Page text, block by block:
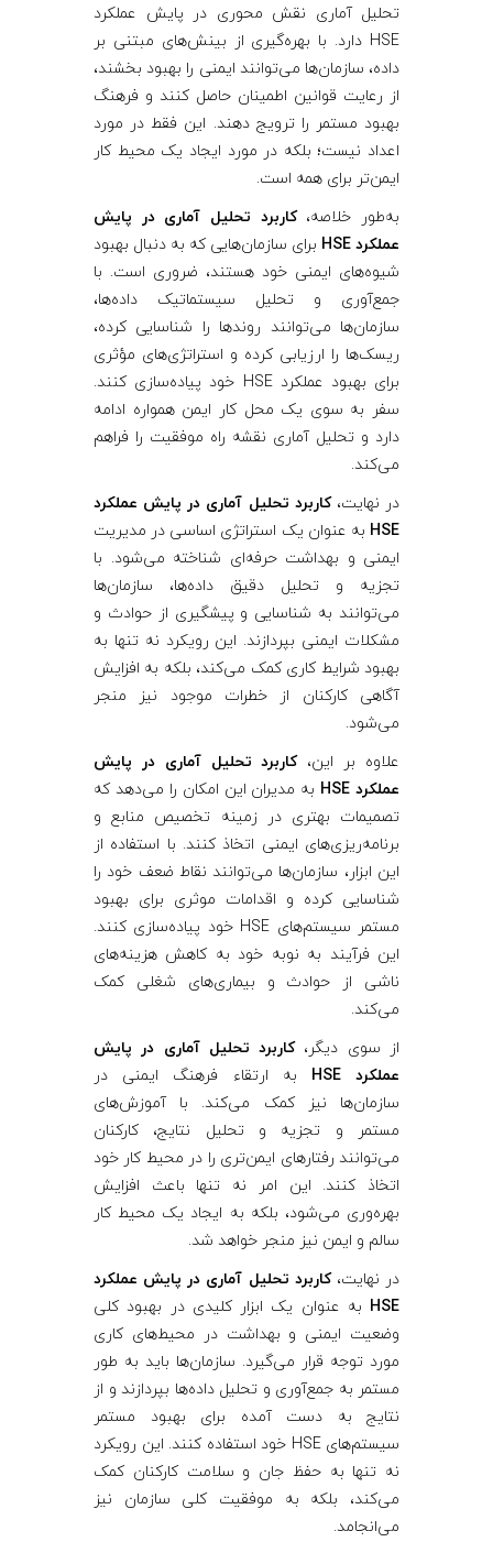
تحلیل آماری نقش محوری در پایش عملکرد
HSE دارد. با بهره‌گیری از بینش‌های مبتنی بر
داده، سازمان‌ها می‌توانند ایمنی را بهبود بخشند،
از رعایت قوانین اطمینان حاصل کنند و فرهنگ
بهبود مستمر را ترویج دهند. این فقط در مورد
اعداد نیست؛ بلکه در مورد ایجاد یک محیط کار
ایمن‌تر برای همه است.
به‌طور خلاصه،کاربرد تحلیل آماری در پایش
عملکرد HSE
برای سازمان‌هایی که به دنبال بهبود
شیوه‌های ایمنی خود هستند، ضروری است. با
جمع‌آوری و تحلیل سیستماتیک داده‌ها،
سازمان‌ها می‌توانند روندها را شناسایی کرده،
ریسک‌ها را ارزیابی کرده و استراتژی‌های مؤثری
برای بهبود عملکرد HSE خود پیاده‌سازی کنند.
سفر به سوی یک محل کار ایمن همواره ادامه
دارد و تحلیل آماری نقشه راه موفقیت را فراهم
می‌کند.
در نهایت،کاربرد تحلیل آماری در پایش عملکرد
HSE به عنوان یک استراتژی اساسی در مدیریت
ایمنی و بهداشت حرفه‌ای شناخته می‌شود. با
تجزیه و تحلیل دقیق داده‌ها، سازمان‌ها
می‌توانند به شناسایی و پیشگیری از حوادث و
مشکلات ایمنی بپردازند. این رویکرد نه تنها به
بهبود شرایط کاری کمک می‌کند، بلکه به افزایش
آگاهی کارکنان از خطرات موجود نیز منجر
می‌شود.
علاوه بر این،کاربرد تحلیل آماری در پایش
عملکرد HSE
به مدیران این امکان را می‌دهد که
تصمیمات بهتری در زمینه تخصیص منابع و
برنامه‌ریزی‌های ایمنی اتخاذ کنند. با استفاده از
این ابزار، سازمان‌ها می‌توانند نقاط ضعف خود را
شناسایی کرده و اقدامات موثری برای بهبود
مستمر سیستم‌های HSE خود پیاده‌سازی کنند.
این فرآیند به نوبه خود به کاهش هزینه‌های
ناشی از حوادث و بیماری‌های شغلی کمک
می‌کند.
از سوی دیگر،کاربرد تحلیل آماری در پایش
عملکرد HSE
به ارتقاء فرهنگ ایمنی در
سازمان‌ها نیز کمک می‌کند. با آموزش‌های
مستمر و تجزیه و تحلیل نتایج، کارکنان
می‌توانند رفتارهای ایمن‌تری را در محیط کار خود
اتخاذ کنند. این امر نه تنها باعث افزایش
بهره‌وری می‌شود، بلکه به ایجاد یک محیط کار
سالم و ایمن نیز منجر خواهد شد.
در نهایت،کاربرد تحلیل آماری در پایش عملکرد
HSE به عنوان یک ابزار کلیدی در بهبود کلی
وضعیت ایمنی و بهداشت در محیط‌های کاری
مورد توجه قرار می‌گیرد. سازمان‌ها باید به طور
مستمر به جمع‌آوری و تحلیل داده‌ها بپردازند و از
نتایج به دست آمده برای بهبود مستمر
سیستم‌های HSE خود استفاده کنند. این رویکرد
نه تنها به حفظ جان و سلامت کارکنان کمک
می‌کند، بلکه به موفقیت کلی سازمان نیز
می‌انجامد.